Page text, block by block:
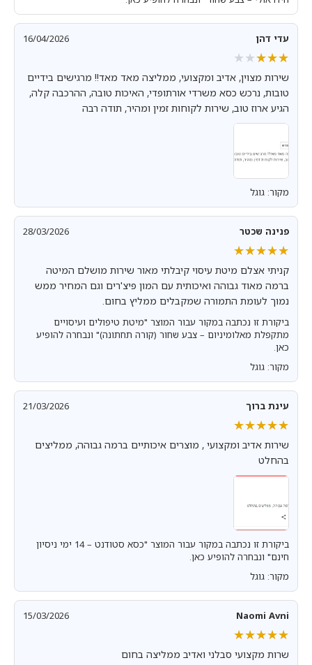
עדי דהן 16/04/2026
★★★★★
★★★★★
שירות מצוין, אדיב ומקצועי, ממליצה מאד מאד!! מרגישים בידיים
טובות, נרכש כסא משרדי אורתופדי, האיכות טובה, ההרכבה קלה,
הגיע ארוז טוב, שירות לקוחות זמין ומהיר, תודה רבה
מקור: גוגל
פנינה שכטר 28/03/2026
★★★★★
★★★★★
קניתי אצלם מיטת עיסוי קיבלתי מאור שירות מושלם המיטה
ברמה מאוד גבוהה ואיכותית עם המון פיצ'רים וגם המחיר ממש
נמוך לעומת התמורה שמקבלים ממליץ בחום.
ביקורת זו נכתבה במקור עבור המוצר "מיטת טיפולים ועיסויים
מתקפלת מאלומיניום – צבע שחור (קורה תחתונה)" ונבחרה להופיע
כאן.
מקור: גוגל
עינת ברוך 21/03/2026
★★★★★
★★★★★
שירות אדיב ומקצועי , מוצרים איכותיים ברמה גבוהה, ממליצים
בהחלט
ביקורת זו נכתבה במקור עבור המוצר "כסא סטודנט – 14 ימי ניסיון
חינם" ונבחרה להופיע כאן.
מקור: גוגל
Naomi Avni
15/03/2026
★★★★★
★★★★★
שרות מקצועי סבלני ואדיב ממליצה בחום